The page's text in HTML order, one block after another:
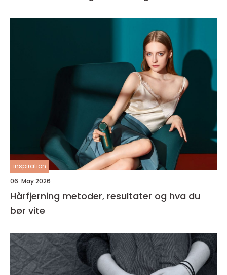
inspiration
06. May 2026
Hårfjerning metoder, resultater og hva du
bør vite